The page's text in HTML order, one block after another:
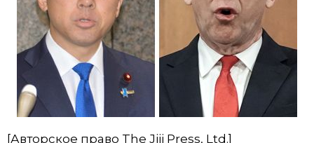
[Авторское право The Jiji Press, Ltd.]